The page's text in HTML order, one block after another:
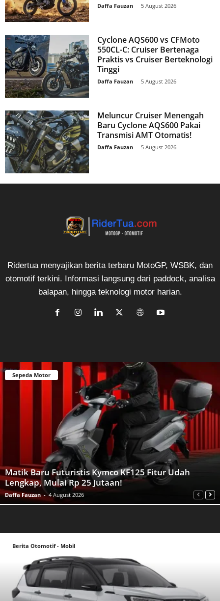
Daffa Fauzan 5 August 2026
Cyclone AQS600 vs CFMoto
550CL-C: Cruiser Bertenaga
Praktis vs Cruiser Berteknologi
Tinggi
Daffa Fauzan 5 August 2026
Meluncur Cruiser Menengah
Baru Cyclone AQS600 Pakai
Transmisi AMT Otomatis!
Daffa Fauzan 5 August 2026
Ridertua menyajikan berita terbaru MotoGP, WSBK, dan
otomotif terkini. Informasi langsung dari paddock, analisa
balapan, hingga teknologi motor harian.
Sepeda Motor
Matik Baru Futuristis Kymco KF125 Fitur Udah
Lengkap, Mulai Rp 25 Jutaan!
Daffa Fauzan - 4 August 2026
Berita Otomotif - Mobil